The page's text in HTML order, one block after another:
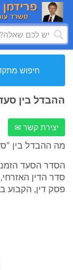
חיפוש
ההבדל בין
יצירת קשר ✉
מה ההבדל בין
סדר הדין
פסק דין, הקבוע